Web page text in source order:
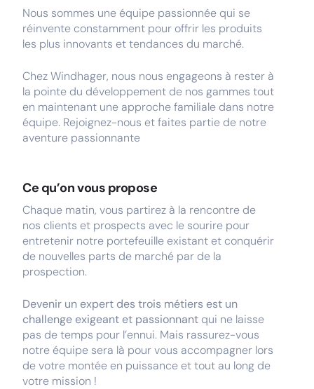
Nous sommes une équipe passionnée qui se
réinvente constamment pour offrir les produits
les plus innovants et tendances du marché.
Chez Windhager, nous nous engageons à rester à
la pointe du développement de nos gammes tout
en maintenant une approche familiale dans notre
équipe. Rejoignez-nous et faites partie de notre
aventure passionnante
Ce qu’on vous propose
Chaque matin, vous partirez à la rencontre de
nos clients et prospects avec le sourire pour
entretenir notre portefeuille existant et conquérir
de nouvelles parts de marché par de la
prospection.
Devenir un expert des trois métiers est un
challenge exigeant et passionnant qui ne laisse
pas de temps pour l’ennui. Mais rassurez-vous
notre équipe sera là pour vous accompagner lors
de votre montée en puissance et tout au long de
votre mission !